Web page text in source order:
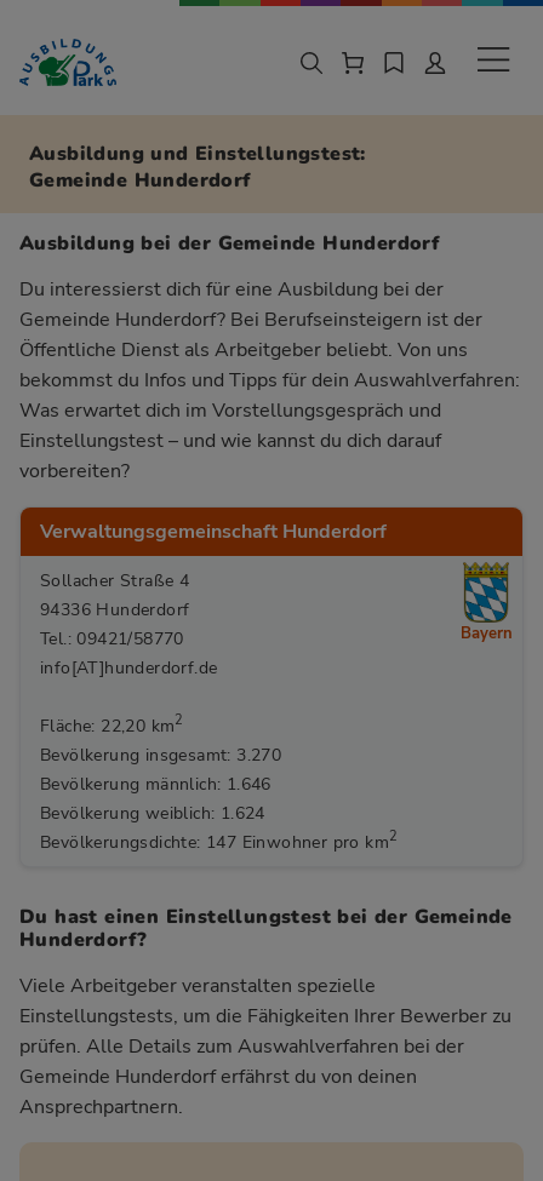
Zur Navigation springen
Zu den Hauptinhalten springen
Ausbildung und Einstellungstest:
Gemeinde Hunderdorf
Ausbildung bei der Gemeinde Hunderdorf
Du interessierst dich für eine Ausbildung bei der
Gemeinde Hunderdorf? Bei Berufseinsteigern ist der
Öffentliche Dienst als Arbeitgeber beliebt. Von uns
bekommst du Infos und Tipps für dein Auswahlverfahren:
Was erwartet dich im Vorstellungsgespräch und
Einstellungstest – und wie kannst du dich darauf
vorbereiten?
Verwaltungsgemeinschaft Hunderdorf
Sollacher Straße 4
94336 Hunderdorf
Tel.: 09421/58770
info[AT]hunderdorf.de
Fläche: 22,20 km2
Bevölkerung insgesamt: 3.270
Bevölkerung männlich: 1.646
Bevölkerung weiblich: 1.624
Bevölkerungsdichte: 147 Einwohner pro km2
Bayern
Du hast einen Einstellungstest bei der Gemeinde
Hunderdorf?
Viele Arbeitgeber veranstalten spezielle
Einstellungstests, um die Fähigkeiten Ihrer Bewerber zu
prüfen. Alle Details zum Auswahlverfahren bei der
Gemeinde Hunderdorferfährst du von deinen
Ansprechpartnern.